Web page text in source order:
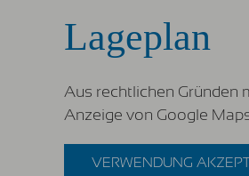
Lageplan
Aus rechtlichen Gründen
Anzeige von Google
VERWENDUNG